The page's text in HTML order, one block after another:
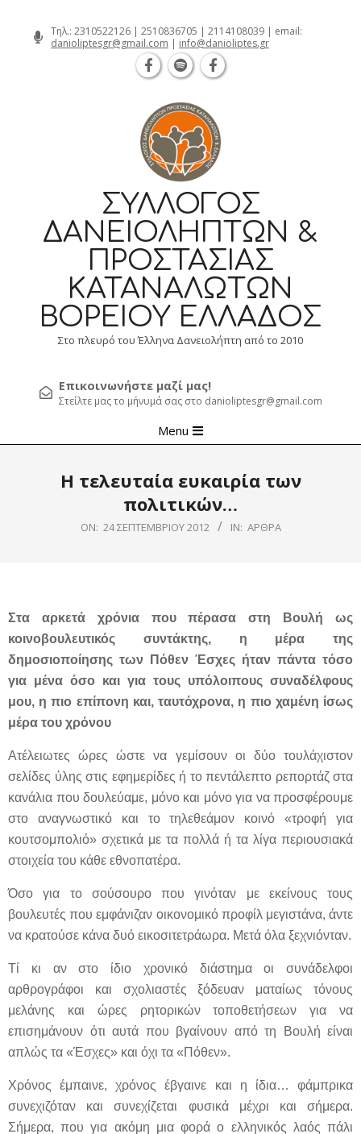
Τηλ.: 2310522126 | 2510836705 | 2114108039 | email:
danioliptesgr@gmail.com | info@danioliptes.gr
ΣΎΛΛΟΓΟΣ
ΔΑΝΕΙΟΛΗΠΤΏΝ &
ΠΡΟΣΤΑΣΊΑΣ
ΚΑΤΑΝΑΛΩΤΏΝ
ΒΟΡΕΊΟΥ ΕΛΛΆΔΟΣ
Στο πλευρό του Έλληνα Δανειολήπτη από το 2010
Επικοινωνήστε μαζί μας!
Στείλτε μας το μήνυμά σας στο danioliptesgr@gmail.com
Navigation
Menu
Η τελευταία ευκαιρία των
πολιτικών…
ON: 24 ΣΕΠΤΕΜΒΡΊΟΥ 2012 IN: ΆΡΘΡΑ
Στα αρκετά χρόνια που πέρασα στη Βουλή ως
κοινοβουλευτικός συντάκτης, η μέρα της
δημοσιοποίησης των Πόθεν Έσχες ήταν πάντα τόσο
για μένα όσο και για τους υπόλοιπους συναδέλφους
μου, η πιο επίπονη και, ταυτόχρονα, η πιο χαμένη ίσως
μέρα του χρόνου
Ατέλειωτες ώρες ώστε να γεμίσουν οι δύο τουλάχιστον
σελίδες ύλης στις εφημερίδες ή το πεντάλεπτο ρεπορτάζ στα
κανάλια που δουλεύαμε, μόνο και μόνο για να προσφέρουμε
στο αναγνωστικό και το τηλεθεάμον κοινό «τροφή για
κουτσομπολιό» σχετικά με τα πολλά ή τα λίγα περιουσιακά
στοιχεία του κάθε εθνοπατέρα.
Όσο για το σούσουρο που γινόταν με εκείνους τους
βουλευτές που εμφάνιζαν οικονομικό προφίλ μεγιστάνα, άντε
να κρατούσε κάνα δυό εικοσιτετράωρα. Μετά όλα ξεχνιόνταν.
Τί κι αν στο ίδιο χρονικό διάστημα οι συνάδελφοι
αρθρογράφοι και σχολιαστές ξόδευαν ματαίως τόνους
μελάνης και ώρες ρητορικών τοποθετήσεων για να
επισημάνουν ότι αυτά που βγαίνουν από τη Βουλή είναι
απλώς τα «Έσχες» και όχι τα «Πόθεν».
Χρόνος έμπαινε, χρόνος έβγαινε και η ίδια… φάμπρικα
συνεχιζόταν και συνεχίζεται φυσικά μέχρι και σήμερα.
Σήμερα, που για ακόμη μια φορά ο ελληνικός λαός πάλι